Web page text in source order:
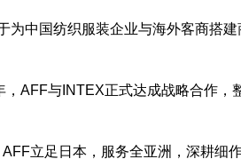
为中国纺织服装企业与海外客商搭
，AFF与INTEX正式达成战略合作，
AFF立足日本，服务全亚洲，深耕细